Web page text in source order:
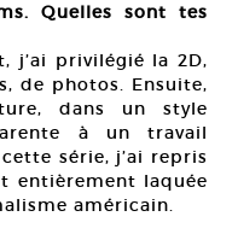
Quelles sont tes
j’ai privilégié la 2D,
de photos. Ensuite,
dans un style
à un travail
série, j’ai repris
entièrement laquée
américain.